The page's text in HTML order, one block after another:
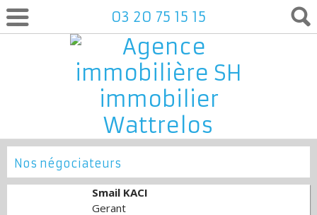
03 20 75 15 15
Nos négociateurs
Smail KACI
Gerant